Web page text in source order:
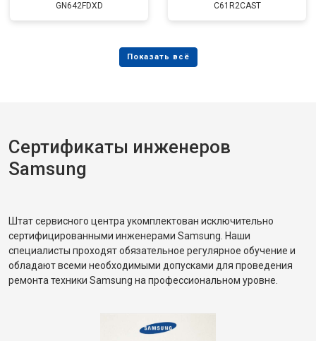
GN642FDXD C61R2CAST
Сертификаты инженеров
Samsung
Штат сервисного центра укомплектован исключительно
сертифицированными инженерами Samsung. Наши
специалисты проходят обязательное регулярное обучение и
обладают всеми необходимыми допусками для проведения
ремонта техники Samsung на профессиональном уровне.